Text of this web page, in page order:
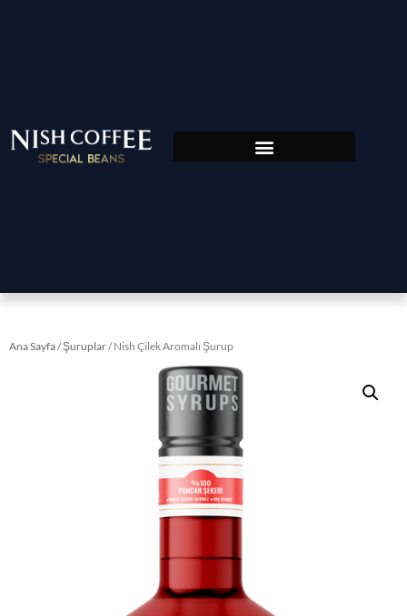
Ana Sayfa/Şuruplar/ Nish Çilek Aromalı Şurup